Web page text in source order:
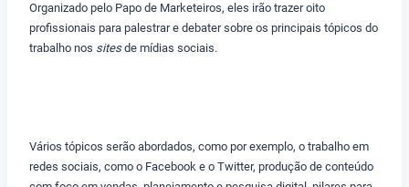
Organizado pelo Papo de Marketeiros, eles irão trazer oito
profissionais para palestrar e debater sobre os principais tópicos do
trabalho nos sitesde mídias sociais.
Vários tópicos serão abordados, como por exemplo, o trabalho em
redes sociais, como o Facebook e o Twitter, produção de conteúdo